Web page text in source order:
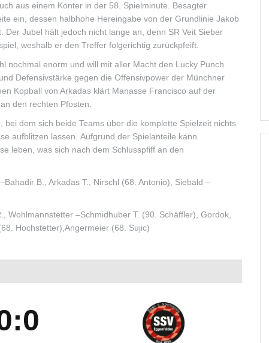
aus einem Konter in der 58. Spielminute. Besagter
ein, dessen halbhohe Hereingabe von der Grundlinie Jakob
Jubel hält jedoch nicht lange an, denn SR Veit Sieber
weshalb er den Treffer folgerichtig zurückpfeift.
nochmal enorm und will mit aller Macht den Lucky Punch
Defensivstärke gegen die Offensivpower der Münchner
Kopball von Arkadas klärt Manasse Francisco auf der
den rechten Pfosten.
dem sich beide Teams über die komplette Spielzeit nichts
aufblitzen lassen. Aufgrund der Spielanteile kann
leben, was sich nach dem Schlusspfiff an den
B., Arkadas T., Nirschl (68. Antonio), Siebald –
Wohlmannstetter –Schmidhuber T. (90. Schäffler), Gordok,
Hochstetter),Angermeier (68. Sujic)